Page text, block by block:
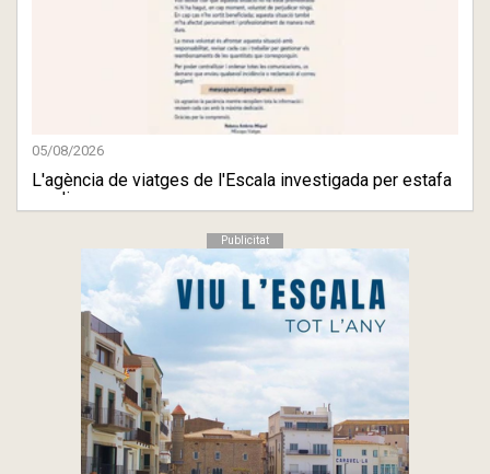
05/08/2026
L'agència de viatges de l'Escala investigada per estafa
es dis ...
Publicitat